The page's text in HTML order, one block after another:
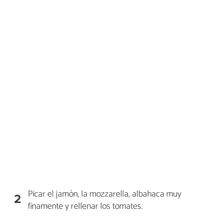
2 Picar el jamón, la mozzarella, albahaca muy
finamente y rellenar los tomates.